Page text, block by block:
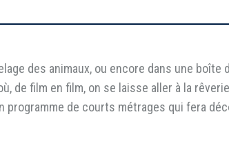
des animaux, ou encore dans une
de film en film, on se laisse aller à la
programme de courts métrages qui fera